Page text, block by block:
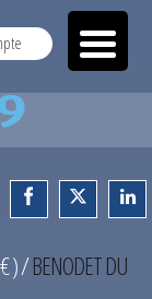
)/BENODET DU